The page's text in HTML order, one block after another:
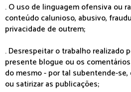
. O uso de linguagem ofensiva ou
conteúdo calunioso, abusivo,
privacidade de outrem;
. Desrespeitar o trabalho realizado
presente blogue ou os
do mesmo - por tal subentende-
ou satirizar as publicações;